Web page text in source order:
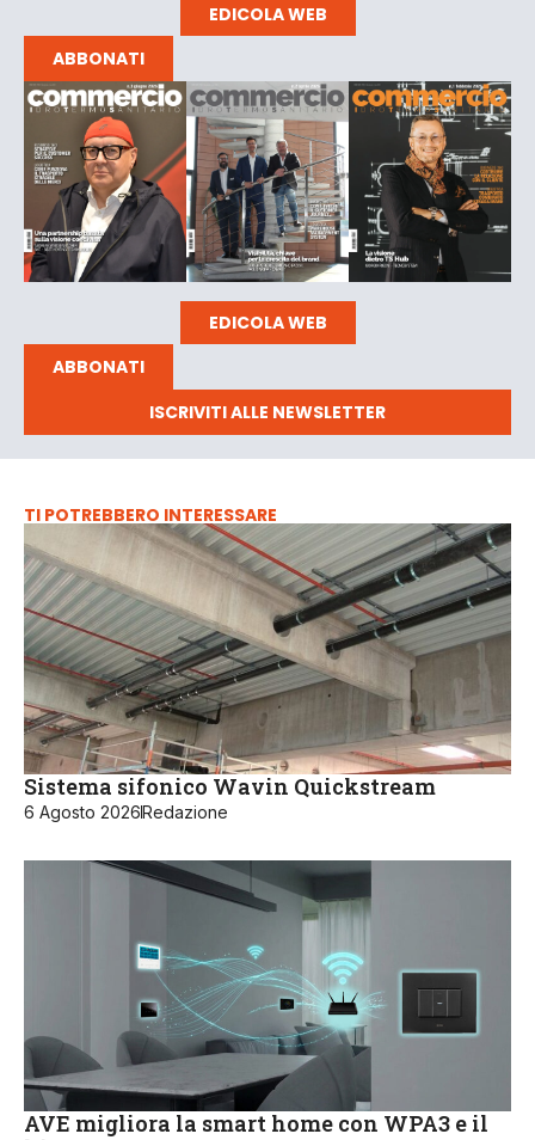
EDICOLA WEB
ABBONATI
EDICOLA WEB
ABBONATI
ISCRIVITI ALLE NEWSLETTER
TI POTREBBERO INTERESSARE
Sistema sifonico Wavin Quickstream
6 Agosto 2026Redazione
AVE migliora la smart home con WPA3 e il